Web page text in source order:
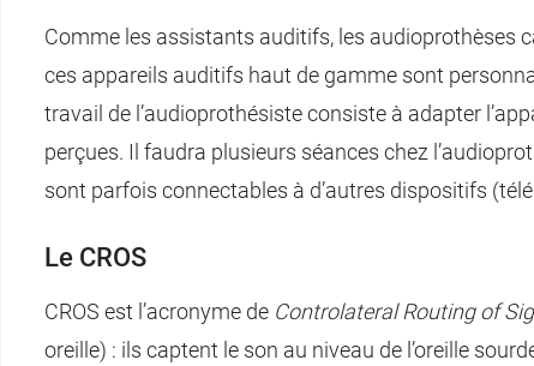
Comme les assistants auditifs, les audioprothèses
ces appareils auditifs haut de gamme sont
travail de l’audioprothésiste consiste à adapter
perçues. Il faudra plusieurs séances chez
sont parfois connectables à d’autres dispositifs
Le CROS
CROS est l’acronyme de Controlateral Routing of
oreille) : ils captent le son au niveau de l’oreille